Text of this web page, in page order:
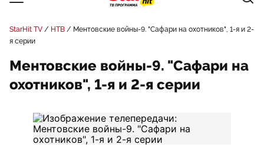
StarHit TV НТВ
Ментовские войны-9. "Сафари на охотников", 1-я и 2-
я серии
Ментовские войны-9. "Сафари на
охотников", 1-я и 2-я серии